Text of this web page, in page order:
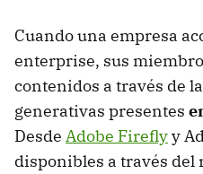
Cuando una empresa
enterprise, sus
contenidos a través de
generativas presentes
Desde Adobe Fireflyy
disponibles a través del